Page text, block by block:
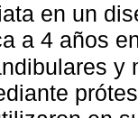
en un
a 4 años
y